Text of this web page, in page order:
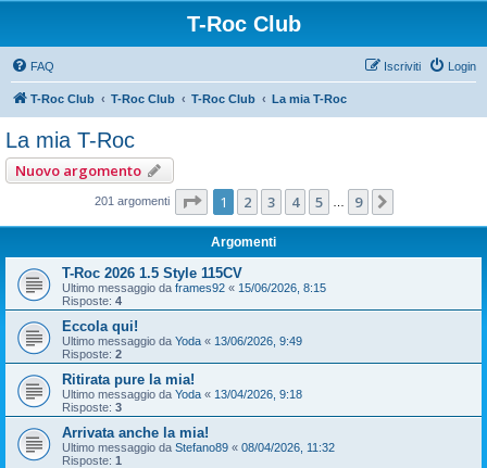
T-Roc Club
FAQ Login
Iscriviti
T-Roc Club T-Roc Club T-Roc Club La mia T-Roc
La mia T-Roc
Nuovo argomento
201 argomenti Pagina di
1 2 3 4 5 9
Argomenti
T-Roc 2026 1.5 Style 115CV
Ultimo messaggio da frames92 « 15/06/2026, 8:15
Risposte: 4
Eccola qui!
Ultimo messaggio da Yoda « 13/06/2026, 9:49
Risposte: 2
Ritirata pure la mia!
Ultimo messaggio da Yoda « 13/04/2026, 9:18
Risposte: 3
Arrivata anche la mia!
Ultimo messaggio da Stefano89 « 08/04/2026, 11:32
Risposte: 1